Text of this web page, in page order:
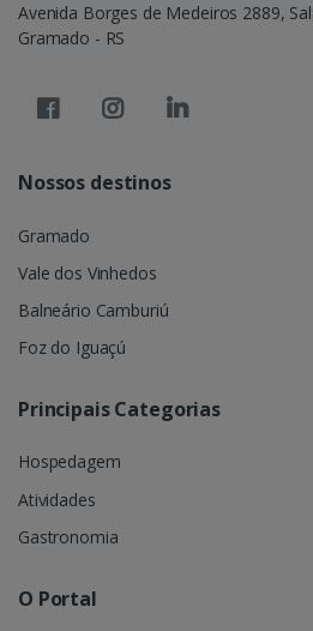
Avenida Borges de Medeiros 2889,
Gramado - RS
Nossos destinos
Gramado
Vale dos Vinhedos
Balneário Camburiú
Foz do Iguaçú
Principais Categorias
Hospedagem
Atividades
Gastronomia
O Portal